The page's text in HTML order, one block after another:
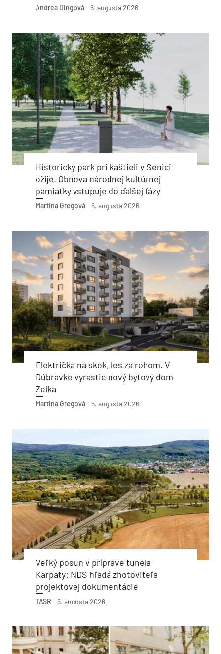
Andrea Dingová- 6. augusta 2026
Historický park pri kaštieli v Senici
ožije. Obnova národnej kultúrnej
pamiatky vstupuje do ďalšej fázy
Martina Gregová- 6. augusta 2026
Električka na skok, les za rohom. V
Dúbravke vyrastie nový bytový dom
Zelka
Martina Gregová- 6. augusta 2026
Veľký posun v príprave tunela
Karpaty: NDS hľadá zhotoviteľa
projektovej dokumentácie
TASR - 5. augusta 2026